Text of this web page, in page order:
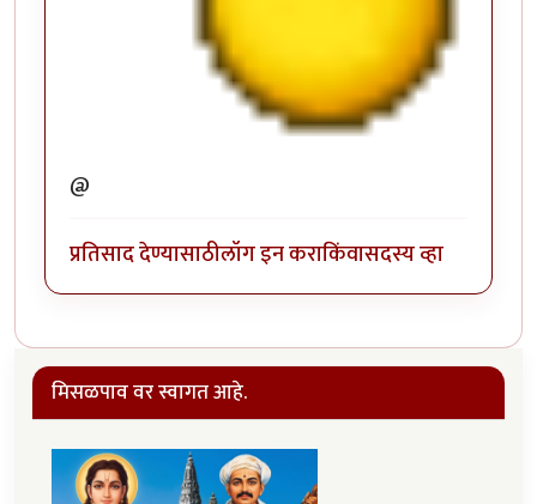
@
प्रतिसाद देण्यासाठीलॉग इन कराकिंवासदस्य व्हा
मिसळपाव वर स्वागत आहे.